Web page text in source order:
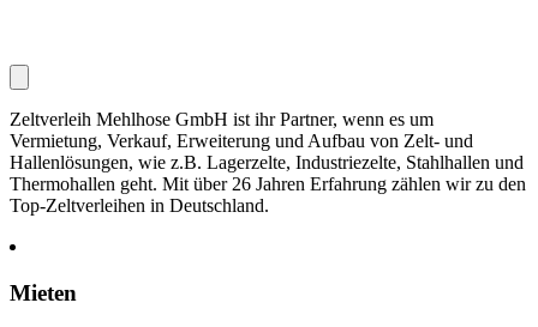
Zeltverleih Mehlhose GmbH ist ihr Partner, wenn es um
Vermietung, Verkauf, Erweiterung und Aufbau von Zelt- und
Hallenlösungen, wie z.B. Lagerzelte, Industriezelte, Stahlhallen und
Thermohallen geht. Mit über 26 Jahren Erfahrung zählen wir zu den
Top-Zeltverleihen in Deutschland.
Mieten